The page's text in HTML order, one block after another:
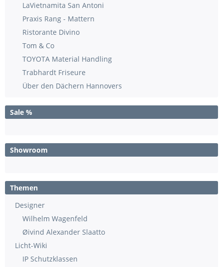
LaVietnamita San Antoni
Praxis Rang - Mattern
Ristorante Divino
Tom & Co
TOYOTA Material Handling
Trabhardt Friseure
Über den Dächern Hannovers
Sale %
Showroom
Themen
Designer
Wilhelm Wagenfeld
Øivind Alexander Slaatto
Licht-Wiki
IP Schutzklassen